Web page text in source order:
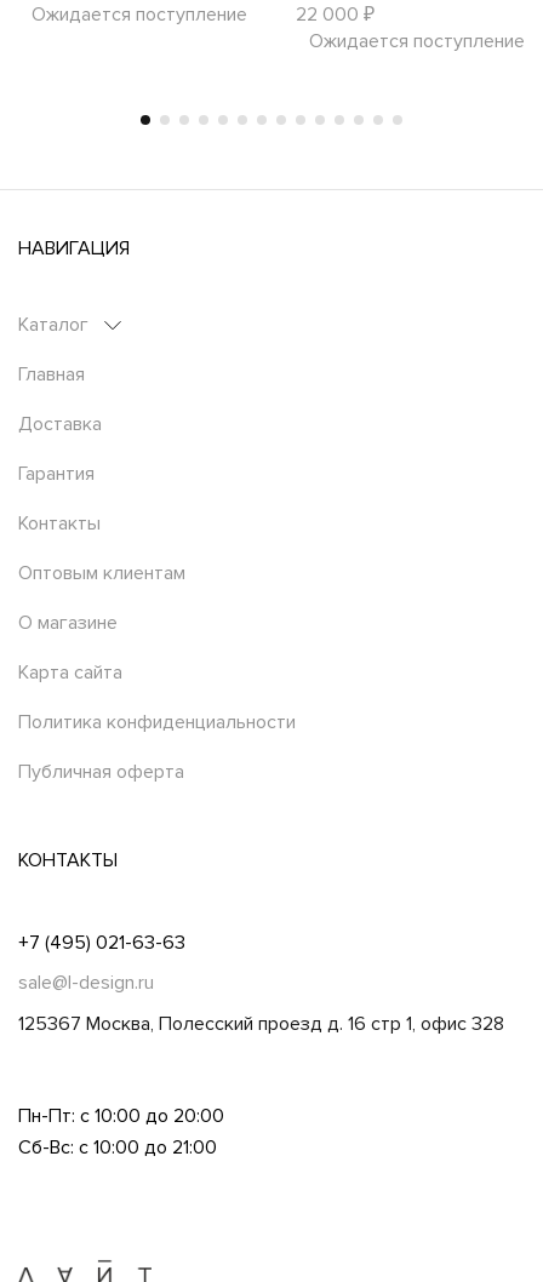
Ожидается поступление
22 000 ₽
Ожидается поступление
НАВИГАЦИЯ
Каталог
Главная
Доставка
Гарантия
Контакты
Оптовым клиентам
О магазине
Карта сайта
Политика конфиденциальности
Публичная оферта
КОНТАКТЫ
+7 (495) 021-63-63
sale@l-design.ru
125367 Москва, Полесский проезд д. 16 стр 1, офис 328
Пн-Пт: с 10:00 до 20:00
Сб-Вс: с 10:00 до 21:00